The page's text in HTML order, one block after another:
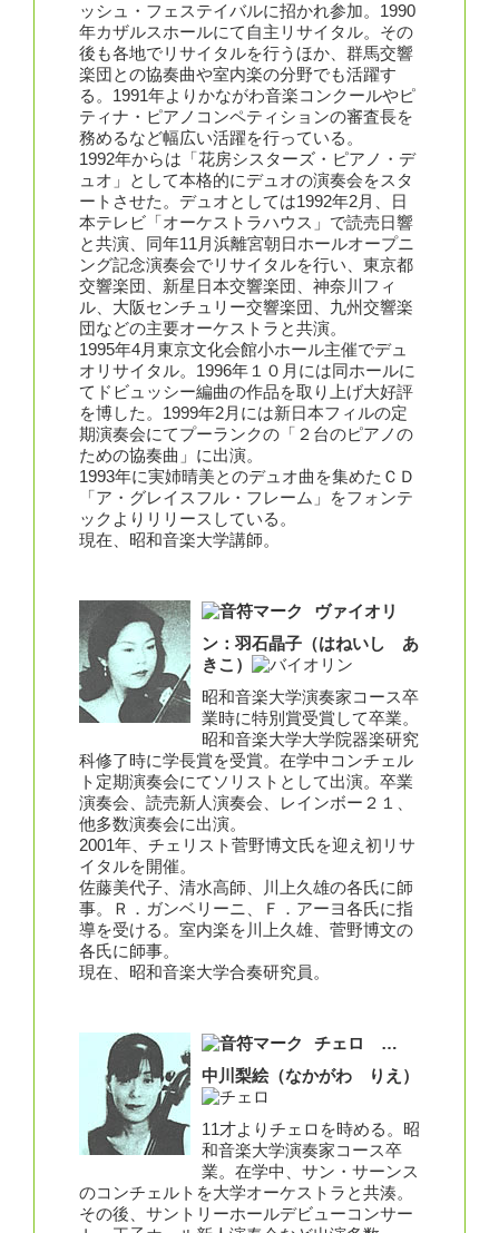
ッシュ・フェステイバルに招かれ参加。1990
年カザルスホールにて自主リサイタル。その
後も各地でリサイタルを行うほか、群馬交響
楽団との協奏曲や室内楽の分野でも活躍す
る。1991年よりかながわ音楽コンクールやピ
ティナ・ピアノコンペティションの審査長を
務めるなど幅広い活躍を行っている。
1992年からは「花房シスターズ・ピアノ・デ
ュオ」として本格的にデュオの演奏会をスタ
ートさせた。デュオとしては1992年2月、日
本テレビ「オーケストラハウス」で読売日響
と共演、同年11月浜離宮朝日ホールオープニ
ング記念演奏会でリサイタルを行い、東京都
交響楽団、新星日本交響楽団、神奈川フィ
ル、大阪センチュリー交響楽団、九州交響楽
団などの主要オーケストラと共演。
1995年4月東京文化会館小ホール主催でデュ
オリサイタル。1996年１０月には同ホールに
てドビュッシー編曲の作品を取り上げ大好評
を博した。1999年2月には新日本フィルの定
期演奏会にてプーランクの「２台のピアノの
ための協奏曲」に出演。
1993年に実姉晴美とのデュオ曲を集めたＣＤ
「ア・グレイスフル・フレーム」をフォンテ
ックよりリリースしている。
現在、昭和音楽大学講師。
ヴァイオリ
ン：羽石晶子（はねいし あ
きこ）
昭和音楽大学演奏家コース卒
業時に特別賞受賞して卒業。
昭和音楽大学大学院器楽研究
科修了時に学長賞を受賞。在学中コンチェル
ト定期演奏会にてソリストとして出演。卒業
演奏会、読売新人演奏会、レインボー２１、
他多数演奏会に出演。
2001年、チェリスト菅野博文氏を迎え初リサ
イタルを開催。
佐藤美代子、清水高師、川上久雄の各氏に師
事。Ｒ．ガンベリーニ、Ｆ．アーヨ各氏に指
導を受ける。室内楽を川上久雄、菅野博文の
各氏に師事。
現在、昭和音楽大学合奏研究員。
チェロ …
中川梨絵（なかがわ りえ）
11才よりチェロを時める。昭
和音楽大学演奏家コース卒
業。在学中、サン・サーンス
のコンチェルトを大学オーケストラと共湊。
その後、サントリーホールデビューコンサー